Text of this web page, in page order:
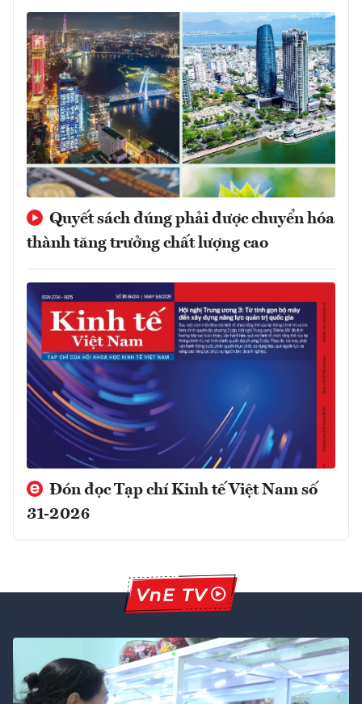
Quyết sách đúng phải được chuyển hóa
thành tăng trưởng chất lượng cao
Đón đọc Tạp chí Kinh tế Việt Nam số
31-2026